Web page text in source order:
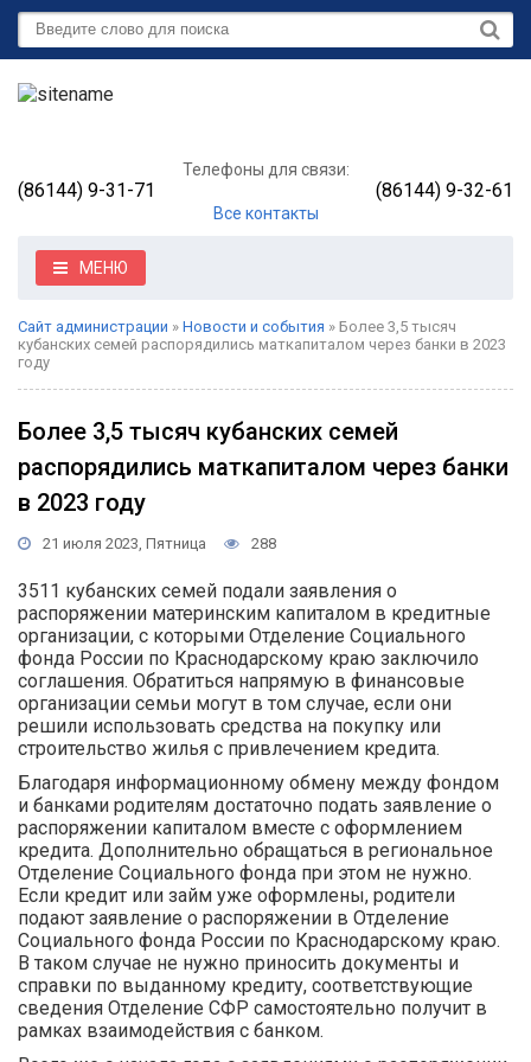
Телефоны для связи:
(86144) 9-31-71 (86144) 9-32-61
Все контакты
МЕНЮ
Сайт администрации » Новости и события » Более 3,5 тысяч
кубанских семей распорядились маткапиталом через банки в 2023
году
Более 3,5 тысяч кубанских семей
распорядились маткапиталом через банки
в 2023 году
21 июля 2023, Пятница 288
3511 кубанских семей подали заявления о
распоряжении материнским капиталом в кредитные
организации, с которыми Отделение Социального
фонда России по Краснодарскому краю заключило
соглашения. Обратиться напрямую в финансовые
организации семьи могут в том случае, если они
решили использовать средства на покупку или
строительство жилья с привлечением кредита.
Благодаря информационному обмену между фондом
и банками родителям достаточно подать заявление о
распоряжении капиталом вместе с оформлением
кредита. Дополнительно обращаться в региональное
Отделение Социального фонда при этом не нужно.
Если кредит или займ уже оформлены, родители
подают заявление о распоряжении в Отделение
Социального фонда России по Краснодарскому краю.
В таком случае не нужно приносить документы и
справки по выданному кредиту, соответствующие
сведения Отделение СФР самостоятельно получит в
рамках взаимодействия с банком.